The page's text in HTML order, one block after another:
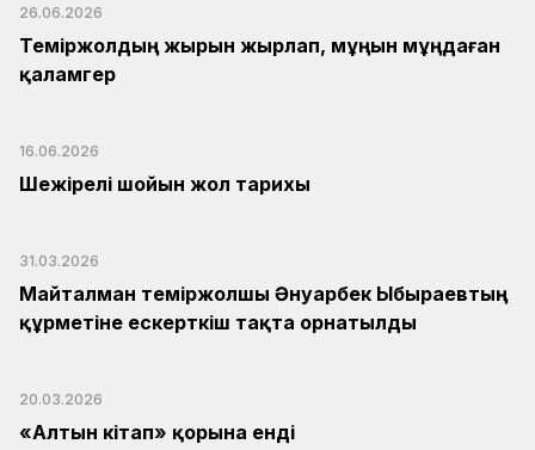
26.06.2026
Теміржолдың жырын жырлап, мұңын мұңдаған
қаламгер
16.06.2026
Шежірелі шойын жол тарихы
31.03.2026
Майталман теміржолшы Әнуарбек Ыбыраевтың
құрметіне ескерткіш тақта орнатылды
20.03.2026
«Алтын кітап» қорына енді